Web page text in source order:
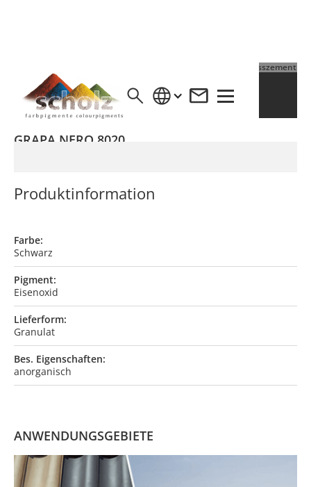
4% Pigment auf Weisszement
GRAPA NERO 8020
Produktinformation
Farbe:
Schwarz
Pigment:
Eisenoxid
Lieferform:
Granulat
Bes. Eigenschaften:
anorganisch
ANWENDUNGSGEBIETE